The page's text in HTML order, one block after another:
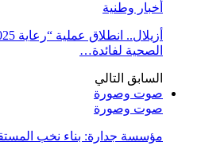
أخبار وطنية
الصحية لفائدة…
السابق التالي
صوت وصورة
صوت وصورة
مؤسسة جدارة: بناء نخب